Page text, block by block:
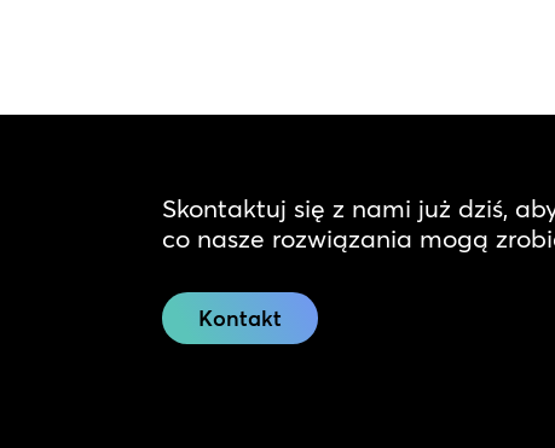
Skontaktuj się z nami już dziś,
co nasze rozwiązania mogą
Kontakt